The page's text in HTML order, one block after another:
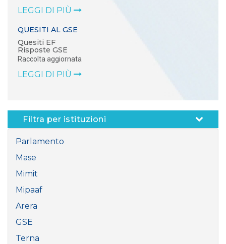
LEGGI DI PIÙ
QUESITI AL GSE
Quesiti EF
Risposte GSE
Raccolta aggiornata
LEGGI DI PIÙ
Filtra per istituzioni
Parlamento
Mase
Mimit
Mipaaf
Arera
GSE
Terna